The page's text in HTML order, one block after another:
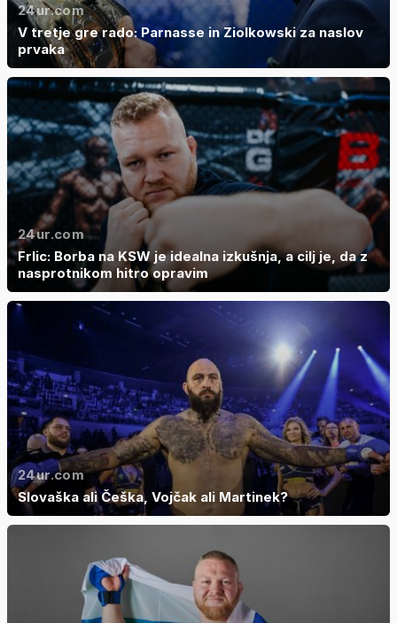
24ur.com
V tretje gre rado: Parnasse in Ziolkowski za naslov
prvaka
24ur.com
Frlic: Borba na KSW je idealna izkušnja, a cilj je, da z
nasprotnikom hitro opravim
24ur.com
Slovaška ali Češka, Vojčak ali Martinek?